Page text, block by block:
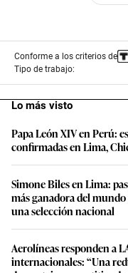
Conforme a los criterios de
Tipo de trabajo:
Lo más visto
Papa León XIV en Perú:
confirmadas en Lima,
Simone Biles en Lima:
más ganadora del
una selección nacional
Aerolíneas responden a
internacionales: “Una